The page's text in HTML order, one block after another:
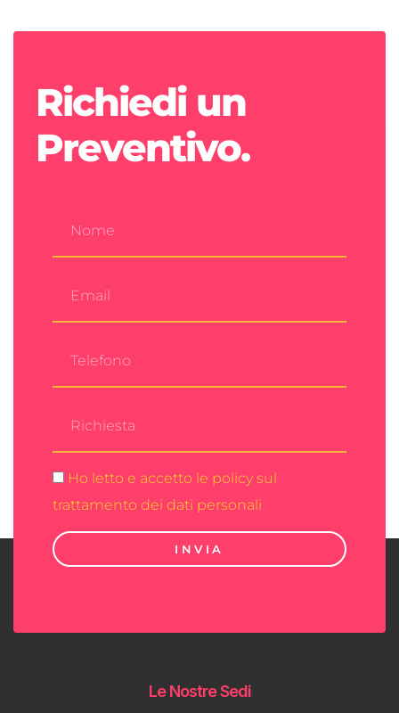
Richiedi un
Preventivo.
Ho letto e accetto le policy sul
trattamento dei dati personali
INVIA
Le Nostre Sedi